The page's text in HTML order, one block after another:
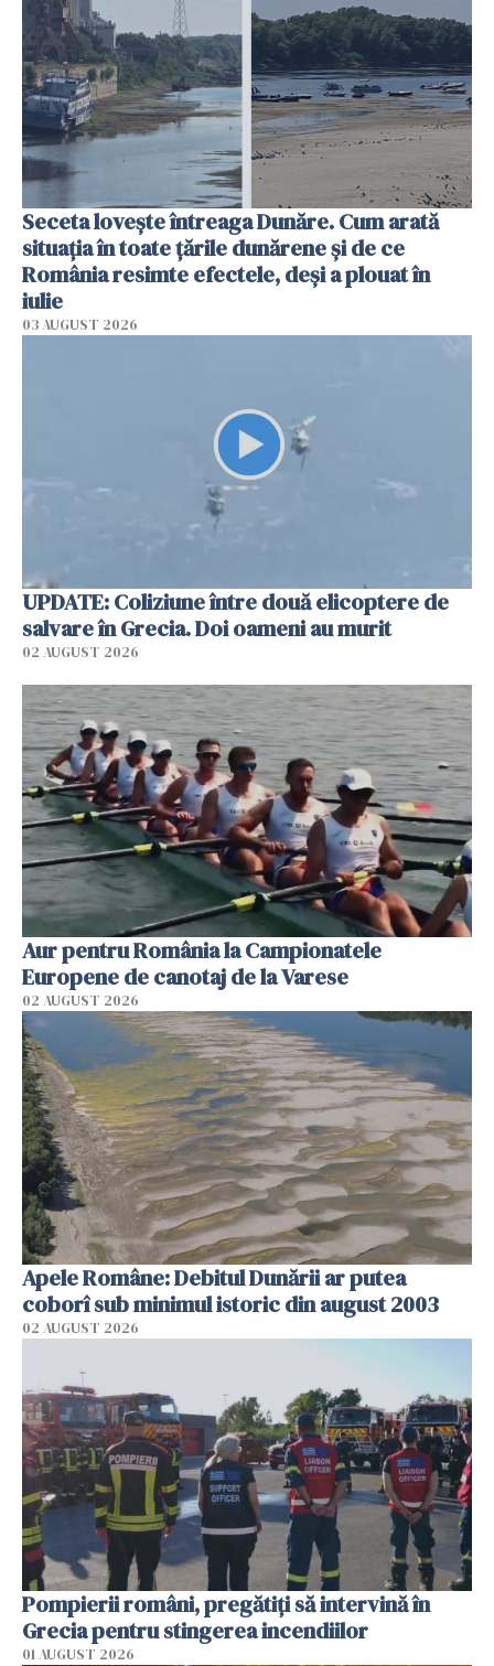
Seceta lovește întreaga Dunăre. Cum arată
situația în toate țările dunărene și de ce
România resimte efectele, deși a plouat în
iulie
03 AUGUST 2026
UPDATE: Coliziune între două elicoptere de
salvare în Grecia. Doi oameni au murit
02 AUGUST 2026
Aur pentru România la Campionatele
Europene de canotaj de la Varese
02 AUGUST 2026
Apele Române: Debitul Dunării ar putea
coborî sub minimul istoric din august 2003
02 AUGUST 2026
Pompierii români, pregătiţi să intervină în
Grecia pentru stingerea incendiilor
01 AUGUST 2026